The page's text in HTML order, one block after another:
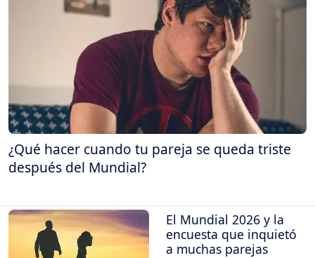
¿Qué hacer cuando tu pareja se queda triste
después del Mundial?
El Mundial 2026 y la
encuesta que inquietó
a muchas parejas